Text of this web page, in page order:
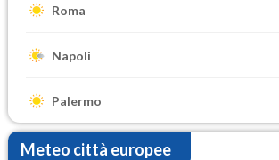
Roma
Napoli
Palermo
Meteo città europee